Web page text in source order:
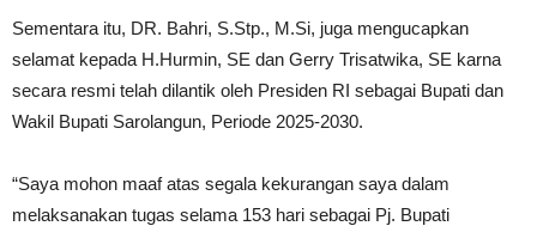
Sementara itu, DR. Bahri, S.Stp., M.Si, juga mengucapkan
selamat kepada H.Hurmin, SE dan Gerry Trisatwika, SE karna
secara resmi telah dilantik oleh Presiden RI sebagai Bupati dan
Wakil Bupati Sarolangun, Periode 2025-2030.
“Saya mohon maaf atas segala kekurangan saya dalam
melaksanakan tugas selama 153 hari sebagai Pj. Bupati